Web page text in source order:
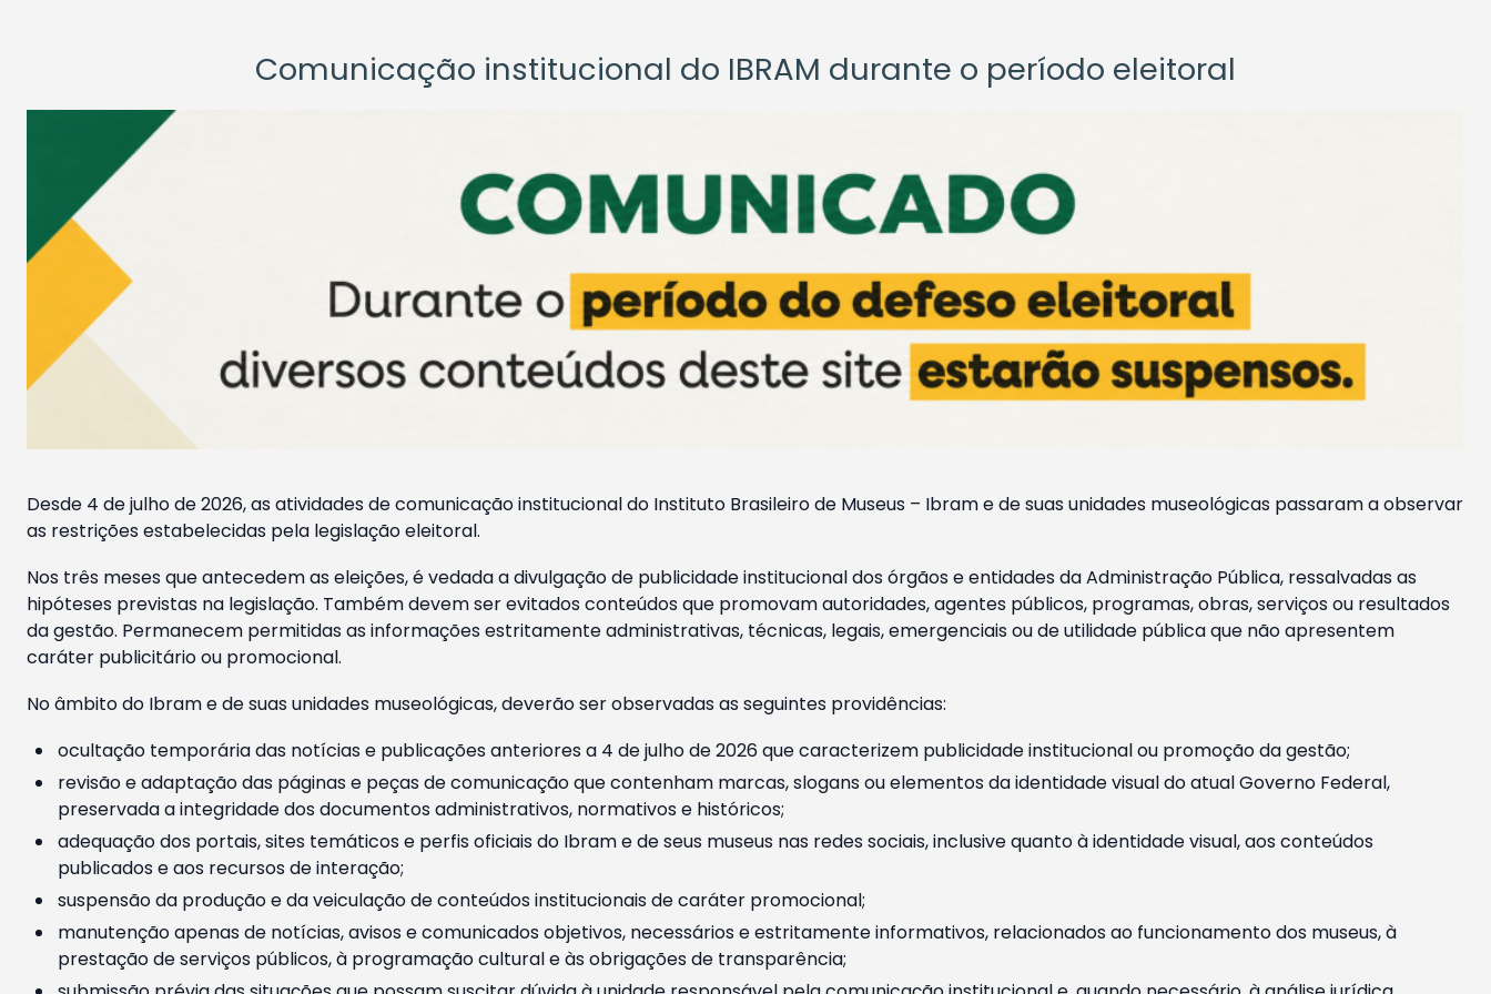
Comunicação institucional do IBRAM durante o período eleitoral
Desde 4 de julho de 2026, as atividades de comunicação institucional do Instituto Brasileiro de Museus – Ibram e de suas unidades museológicas passaram a observar
as restrições estabelecidas pela legislação eleitoral.
Nos três meses que antecedem as eleições, é vedada a divulgação de publicidade institucional dos órgãos e entidades da Administração Pública, ressalvadas as
hipóteses previstas na legislação. Também devem ser evitados conteúdos que promovam autoridades, agentes públicos, programas, obras, serviços ou resultados
da gestão. Permanecem permitidas as informações estritamente administrativas, técnicas, legais, emergenciais ou de utilidade pública que não apresentem
caráter publicitário ou promocional.
No âmbito do Ibram e de suas unidades museológicas, deverão ser observadas as seguintes providências:
ocultação temporária das notícias e publicações anteriores a 4 de julho de 2026 que caracterizem publicidade institucional ou promoção da gestão;
revisão e adaptação das páginas e peças de comunicação que contenham marcas, slogans ou elementos da identidade visual do atual Governo Federal,
preservada a integridade dos documentos administrativos, normativos e históricos;
adequação dos portais, sites temáticos e perfis oficiais do Ibram e de seus museus nas redes sociais, inclusive quanto à identidade visual, aos conteúdos
publicados e aos recursos de interação;
suspensão da produção e da veiculação de conteúdos institucionais de caráter promocional;
manutenção apenas de notícias, avisos e comunicados objetivos, necessários e estritamente informativos, relacionados ao funcionamento dos museus, à
prestação de serviços públicos, à programação cultural e às obrigações de transparência;